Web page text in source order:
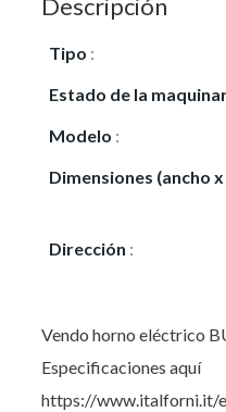
Descripción
Tipo :
Estado de la
Modelo :
Dimensiones (ancho
Dirección :
Vendo horno eléctrico
Especificaciones aquí
https://www.italforni.it/